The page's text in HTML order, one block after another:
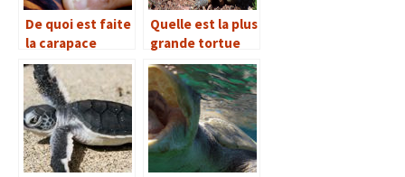
De quoi est faite
la carapace
d’une tortue de
mer ?
Quelle est la plus
grande tortue
terrestre vivant
en Europe ?